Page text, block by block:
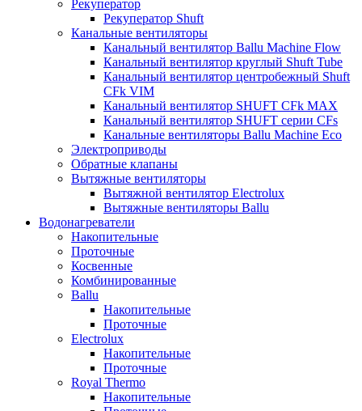
Рекуператор
Рекуператор Shuft
Канальные вентиляторы
Канальный вентилятор Ballu Machine Flow
Канальный вентилятор круглый Shuft Tube
Канальный вентилятор центробежный Shuft
CFk VIM
Канальный вентилятор SHUFT CFk MAX
Канальный вентилятор SHUFT серии CFs
Канальные вентиляторы Ballu Machine Eco
Электроприводы
Обратные клапаны
Вытяжные вентиляторы
Вытяжной вентилятор Electrolux
Вытяжные вентиляторы Ballu
Водонагреватели
Накопительные
Проточные
Косвенные
Комбинированные
Ballu
Накопительные
Проточные
Electrolux
Накопительные
Проточные
Royal Thermo
Накопительные